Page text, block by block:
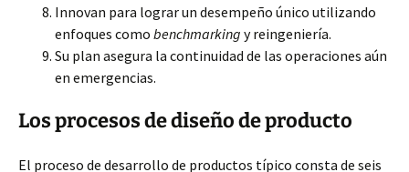
Innovan para lograr un desempeño único utilizando
enfoques como benchmarking y reingeniería.
Su plan asegura la continuidad de las operaciones aún
en emergencias.
Los procesos de diseño de producto
El proceso de desarrollo de productos típico consta de seis